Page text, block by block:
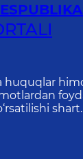
huquqlar
shart.